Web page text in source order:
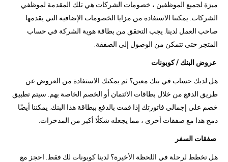
ميزة لجميع الموظفين ، خصومات الشركات هي تلك المقدمة لموظفي
الشركات. يمكننا الاستفادة من مزايا الخصومات الإضافية التي يقدمها
صاحب العمل لدينا. يجب التحقق من بطاقة هوية الشركة في حساب
المتجر حتى تتمكن من الوصول إلى الصفقة.
عروض البنك / كوبونات
هل لديك حساب في بنك معين؟ ثم يمكنك الاستفادة من العروض عن
طريق الدفع من خلال بطاقات الائتمان أو الخصم الخاصة بهم. سيتم تطبيق
خصم على إجمالي فاتورتك إذا قمت بالدفع ببطاقة هذا البنك. يمكننا أيضًا
دمج هذا مع صفقات أخرى ، مما يجعله شكلًا أكبر من المدخرات.
صفقات السفر
هل تخطط لرحلة في اللحظة الأخيرة؟ لدينا كوبونات لك فقط. احجز مع